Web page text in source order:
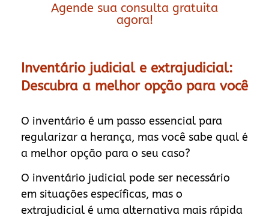
Agende sua consulta gratuita
agora!
Inventário judicial e extrajudicial:
Descubra a melhor opção para você
O inventário é um passo essencial para
regularizar a herança, mas você sabe qual é
a melhor opção para o seu caso?
O inventário judicial pode ser necessário
em situações específicas, mas o
extrajudicial é uma alternativa mais rápida